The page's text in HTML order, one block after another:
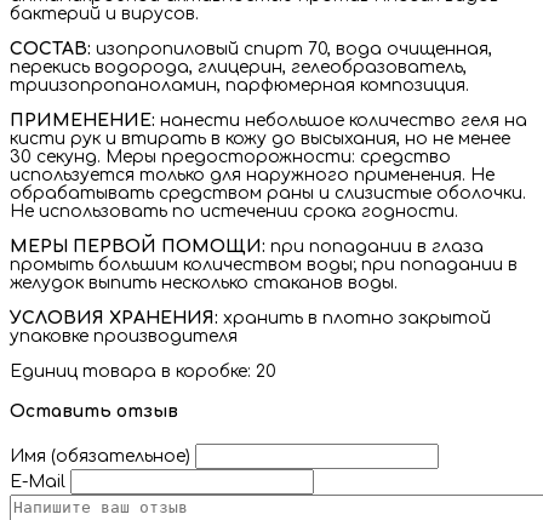
бактерий и вирусов.
СОСТАВ: изопропиловый спирт 70, вода очищенная,
перекись водорода, глицерин, гелеобразователь,
триизопропаноламин, парфюмерная композиция.
ПРИМЕНЕНИЕ: нанести небольшое количество геля на
кисти рук и втирать в кожу до высыхания, но не менее
30 секунд. Меры предосторожности: средство
используется только для наружного применения. Не
обрабатывать средством раны и слизистые оболочки.
Не использовать по истечении срока годности.
МЕРЫ ПЕРВОЙ ПОМОЩИ: при попадании в глаза
промыть большим количеством воды; при попадании в
желудок выпить несколько стаканов воды.
УСЛОВИЯ ХРАНЕНИЯ: хранить в плотно закрытой
упаковке производителя
Единиц товара в коробке: 20
Оставить отзыв
Имя (обязательное)
E-Mail